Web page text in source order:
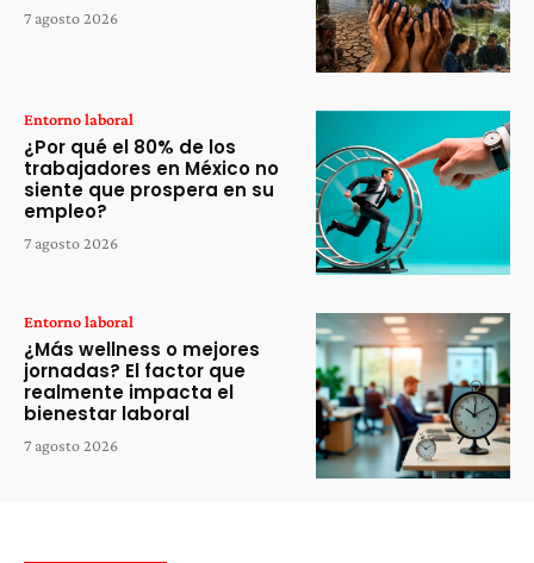
7 agosto 2026
Entorno laboral
¿Por qué el 80% de los
trabajadores en México no
siente que prospera en su
empleo?
7 agosto 2026
Entorno laboral
¿Más wellness o mejores
jornadas? El factor que
realmente impacta el
bienestar laboral
7 agosto 2026